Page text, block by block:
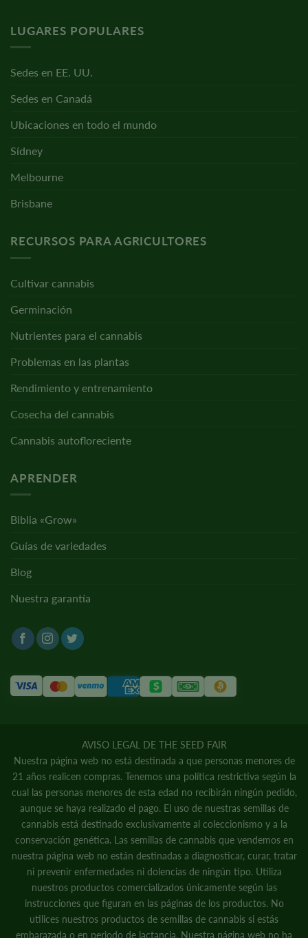
LUGARES POPULARES
Sedes en EE. UU.
Sedes en Canadá
Ubicaciones en todo el mundo
Sídney
Melbourne
Brisbane
RECURSOS PARA AGRICULTORES
Cultivar cannabis
Germinación
Nutrientes para el cannabis
Problemas en las plantas
Rendimiento y entrenamiento
Cosecha del cannabis
Cannabis autofloreciente
APRENDER
Biblia «Grow»
Guías de variedades
Blog
Nuestra garantía
AVISO LEGAL DE THE SEED FAIR
Nuestra página web no está destinada a que personas menores de
21 años realicen compras. Tenemos una política restrictiva según la
cual las personas menores de esta edad no recibirán ningún pedido,
aunque se haya realizado el pago. El uso de nuestras semillas de
cannabis está destinado exclusivamente al coleccionismo y a la
conservación genética. Las semillas de cannabis que vendemos en
nuestra página web no están destinadas a diagnosticar, curar, tratar
ni prevenir enfermedades ni dolencias de ningún tipo. Utiliza
nuestros productos comercializados únicamente según las
instrucciones que figuran en las páginas de los productos. No
utilices nuestros productos de semillas de cannabis si estás
embarazada o en periodo de lactancia. Nuestra página web no ha